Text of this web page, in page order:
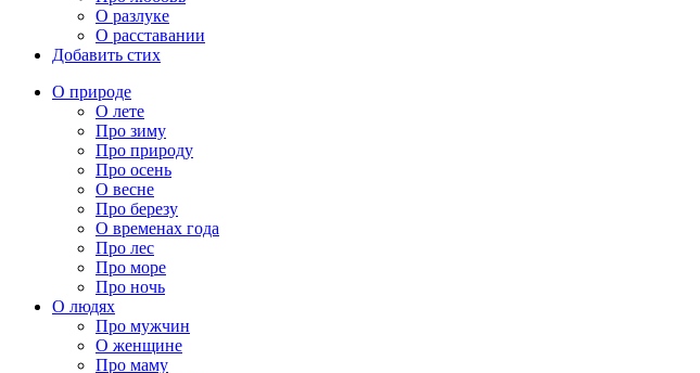
О разлуке
О расставании
Добавить стих
О природе
О лете
Про зиму
Про природу
Про осень
О весне
Про березу
О временах года
Про лес
Про море
Про ночь
О людях
Про мужчин
О женщине
Про маму